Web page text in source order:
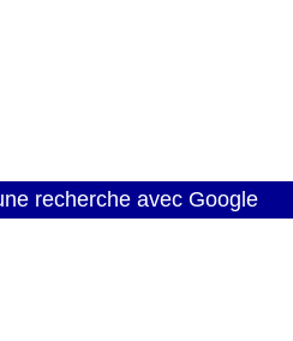
recherche avec Google